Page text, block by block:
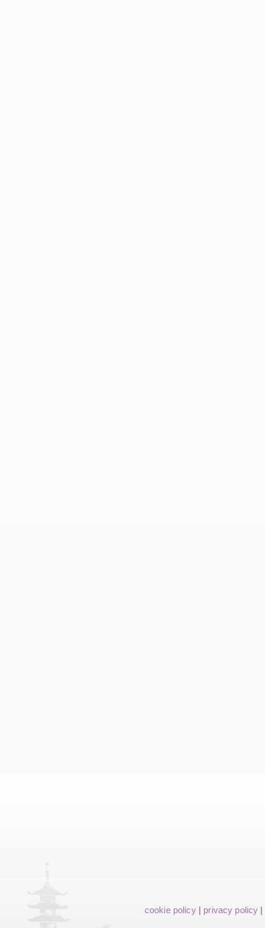
cookie policy| privacy policy |